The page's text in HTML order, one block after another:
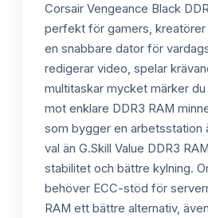
Corsair Vengeance Black
perfekt för gamers, kreatörer
en snabbare dator för
redigerar video, spelar
multitaskar mycket märker
mot enklare DDR3 RAM
som bygger en arbetsstation
val än G.Skill Value DDR3
stabilitet och bättre kylning.
behöver ECC-stöd för
RAM ett bättre alternativ,